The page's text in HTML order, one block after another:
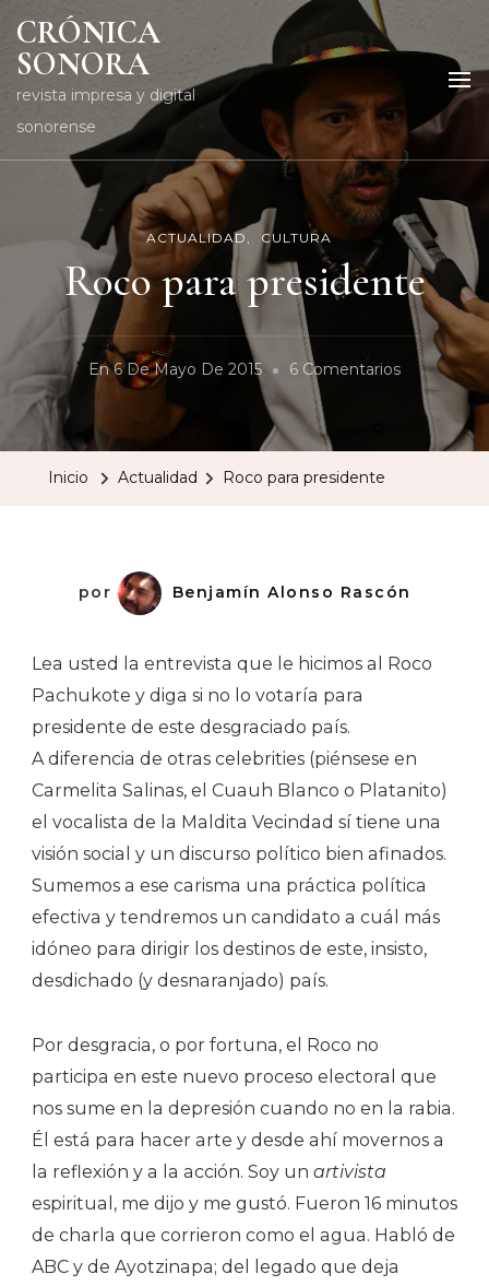
CRÓNICA
SONORA
revista impresa y digital
sonorense
ACTUALIDAD CULTURA
Roco para presidente
En6 De Mayo De 2015 6 ComentariosEn
Roco
Para
Inicio Actualidad Roco para presidente
por Benjamín Alonso Rascón
Lea usted la entrevista que le hicimos al Roco
Pachukote y diga si no lo votaría para
presidente de este desgraciado país.
A diferencia de otras celebrities (piénsese en
Carmelita Salinas, el Cuauh Blanco o Platanito)
el vocalista de la Maldita Vecindad sí tiene una
visión social y un discurso político bien afinados.
Sumemos a ese carisma una práctica política
efectiva y tendremos un candidato a cuál más
idóneo para dirigir los destinos de este, insisto,
desdichado (y desnaranjado) país.
Por desgracia, o por fortuna, el Roco no
participa en este nuevo proceso electoral que
nos sume en la depresión cuando no en la rabia.
Él está para hacer arte y desde ahí movernos a
la reflexión y a la acción. Soy un artivista
espiritual, me dijo y me gustó. Fueron 16 minutos
de charla que corrieron como el agua. Habló de
ABC y de Ayotzinapa; del legado que deja